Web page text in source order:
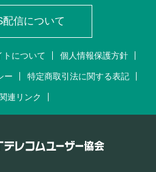
配信について
トについて 個人情報保護方針
ー 特定商取引法に関する表記
関連リンク